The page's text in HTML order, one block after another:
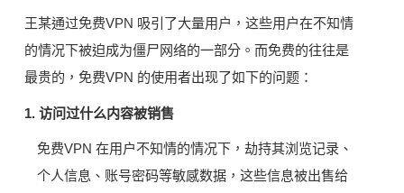
王某通过免费VPN 吸引了大量用户，这些用户在不知情
的情况下被迫成为僵尸网络的一部分。而免费的往往是
最贵的，免费VPN 的使用者出现了如下的问题：
1. 访问过什么内容被销售
免费VPN 在用户不知情的情况下，劫持其浏览记录、
个人信息、账号密码等敏感数据，这些信息被出售给